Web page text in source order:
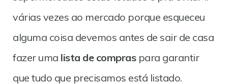
várias vezes ao mercado porque esqueceu
alguma coisa devemos antes de sair de casa
fazer uma lista de compraspara garantir
que tudo que precisamos está listado.